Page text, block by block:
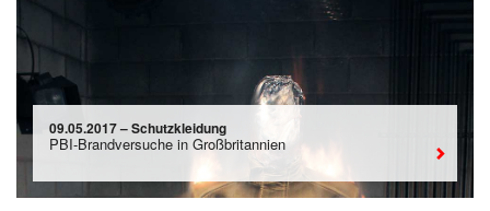
09.05.2017 – Schutzkleidung
PBI-Brandversuche in Großbritannien